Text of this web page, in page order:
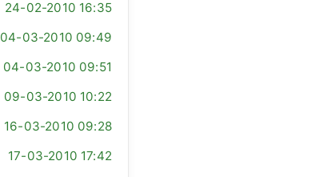
24-02-2010 16:35
04-03-2010 09:49
04-03-2010 09:51
09-03-2010 10:22
16-03-2010 09:28
17-03-2010 17:42